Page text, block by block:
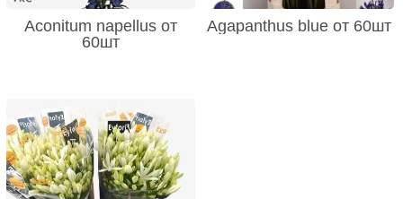
Aconitum napellus от
60шт
Agapanthus blue от 60шт